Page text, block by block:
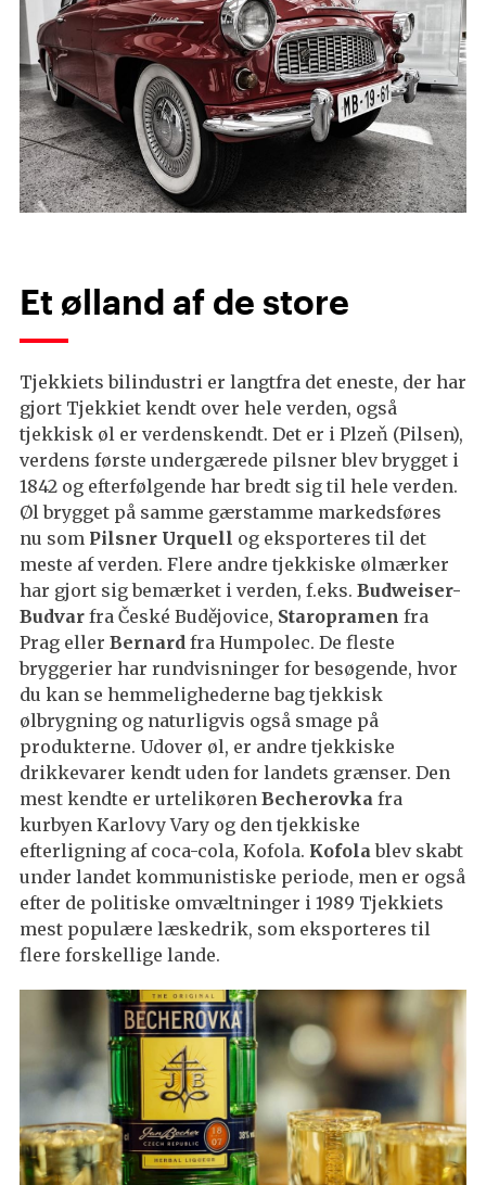
Et ølland af de store
Tjekkiets bilindustri er langtfra det eneste, der har
gjort Tjekkiet kendt over hele verden, også
tjekkisk øl er verdenskendt. Det er i Plzeň (Pilsen),
verdens første undergærede pilsner blev brygget i
1842 og efterfølgende har bredt sig til hele verden.
Øl brygget på samme gærstamme markedsføres
nu som Pilsner Urquell og eksporteres til det
meste af verden. Flere andre tjekkiske ølmærker
har gjort sig bemærket i verden, f.eks. Budweiser-
Budvar fra České Budějovice, Staropramen fra
Prag eller Bernard fra Humpolec. De fleste
bryggerier har rundvisninger for besøgende, hvor
du kan se hemmelighederne bag tjekkisk
ølbrygning og naturligvis også smage på
produkterne. Udover øl, er andre tjekkiske
drikkevarer kendt uden for landets grænser. Den
mest kendte er urtelikøren Becherovka fra
kurbyen Karlovy Vary og den tjekkiske
efterligning af coca-cola, Kofola. Kofola blev skabt
under landet kommunistiske periode, men er også
efter de politiske omvæltninger i 1989 Tjekkiets
mest populære læskedrik, som eksporteres til
flere forskellige lande.